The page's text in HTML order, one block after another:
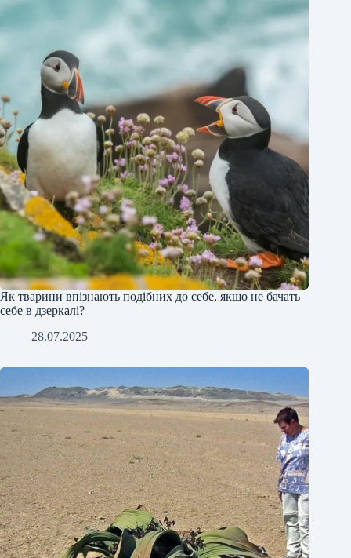
Як тварини впізнають подібних до себе, якщо не бачать
себе в дзеркалі?
28.07.2025